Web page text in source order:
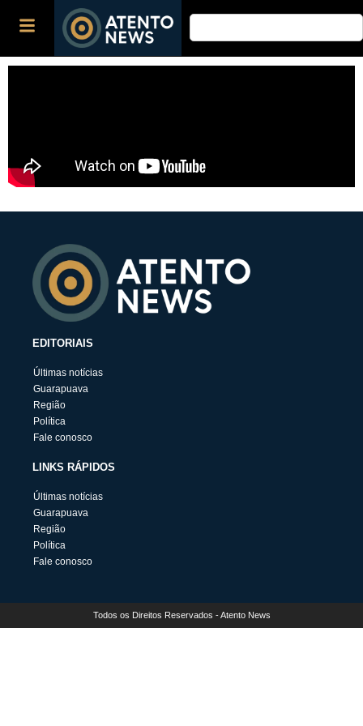
EDITORIAIS
Últimas notícias
Guarapuava
Região
Política
Fale conosco
LINKS RÁPIDOS
Últimas notícias
Guarapuava
Região
Política
Fale conosco
Todos os Direitos Reservados - Atento News